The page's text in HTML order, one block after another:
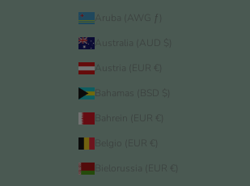
Aruba (AWG ƒ)
Australia (AUD $)
Austria (EUR €)
Bahamas (BSD $)
Bahrein (EUR €)
Belgio (EUR €)
Bielorussia (EUR €)